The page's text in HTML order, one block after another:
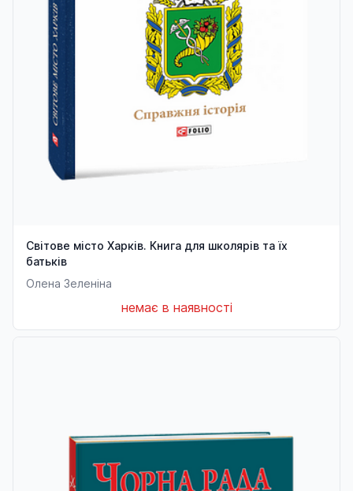
Світове місто Харків. Книга для школярів та їх
батьків
Олена Зеленіна
немає в наявності